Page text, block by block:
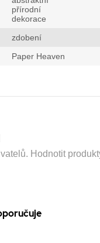
přírodní
dekorace
zdobení
Paper Heaven
Hodnotit